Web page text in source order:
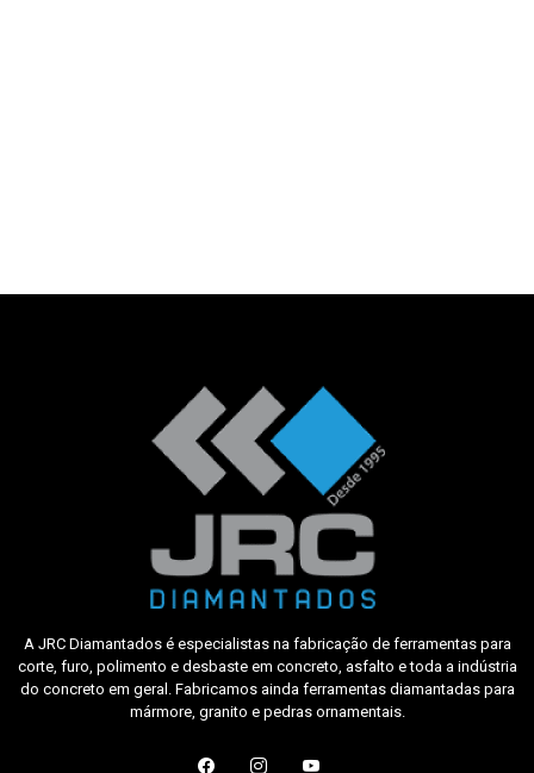
A JRC Diamantados é especialistas na fabricação de ferramentas para
corte, furo, polimento e desbaste em concreto, asfalto e toda a indústria
do concreto em geral. Fabricamos ainda ferramentas diamantadas para
mármore, granito e pedras ornamentais.